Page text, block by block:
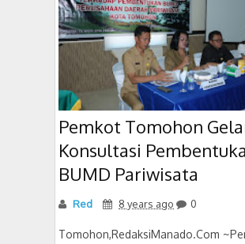
Pemkot Tomohon
Konsultasi
BUMD Pariwisata
Red 8 years ago 0
Tomohon,RedaksiManado.Com